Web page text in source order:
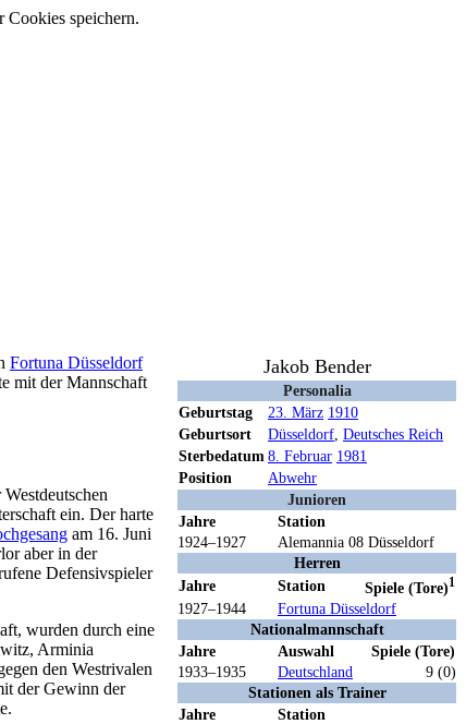
speichern.
Jakob Bender
Personalia
Geburtstag
23. März 1910
Geburtsort
Düsseldorf Deutsches Reich
Sterbedatum 8. Februar 1981
Position
Abwehr
Junioren
Jahre
Station
1924–1927
Alemannia 08 Düsseldorf
Herren
Jahre
Station Spiele (Tore)1
1927–1944
Fortuna Düsseldorf
Nationalmannschaft
Jahre
Auswahl
Spiele (Tore)
1933–1935
Deutschland
9 (0)
Stationen als Trainer
Jahre
Station
Fortuna Düsseldorf
mit der Mannschaft
ein. Der harte
am 16. Juni
aber in der
Defensivspieler
wurden durch eine
Arminia
den Westrivalen
der Gewinn der